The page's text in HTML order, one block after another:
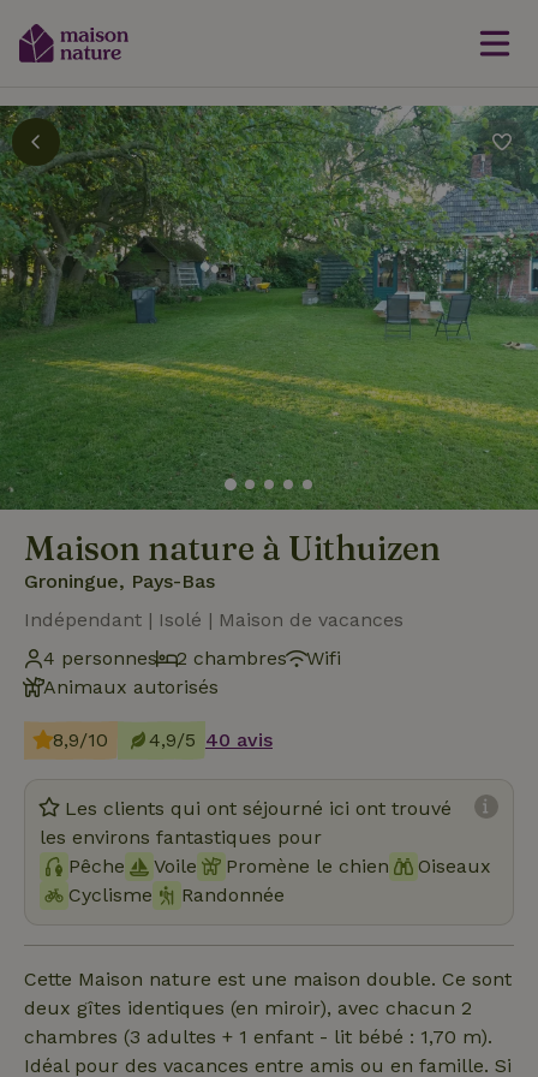
Maison nature à Uithuizen
Groningue, Pays-Bas
Indépendant | Isolé | Maison de vacances
4 personnes
2 chambres
Wifi
Animaux autorisés
8,9/10 4,9/5 40 avis
Les clients qui ont séjourné ici ont trouvé
les environs fantastiques pour
Pêche
Voile Promène le chien
Oiseaux
Cyclisme
Randonnée
Cette Maison nature est une maison double. Ce sont
deux gîtes identiques (en miroir), avec chacun 2
chambres (3 adultes + 1 enfant - lit bébé : 1,70 m).
Idéal pour des vacances entre amis ou en famille. Si